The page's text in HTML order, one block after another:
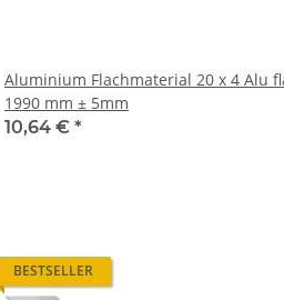
Aluminium Flachmaterial 20 x 4 Alu flach
1990 mm ± 5mm
10,64 € *
BESTSELLER